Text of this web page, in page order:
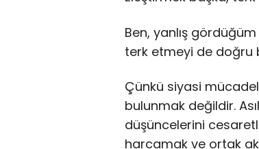
Ben, yanlış
terk etmeyi de doğru
Çünkü siyasi
bulunmak değildir.
düşüncelerini
harcamak ve ortak